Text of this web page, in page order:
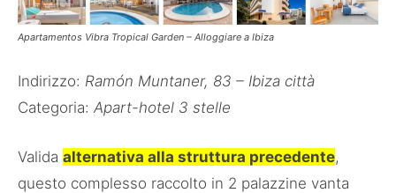
Apartamentos Vibra Tropical Garden – Alloggiare a Ibiza
Indirizzo: Ramón Muntaner, 83 – Ibiza città
Categoria: Apart-hotel 3 stelle
Valida alternativa alla struttura precedente,
questo complesso raccolto in 2 palazzine vanta